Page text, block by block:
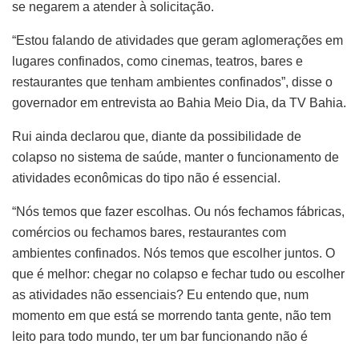
se negarem a atender à solicitação.
“Estou falando de atividades que geram aglomerações em
lugares confinados, como cinemas, teatros, bares e
restaurantes que tenham ambientes confinados”, disse o
governador em entrevista ao Bahia Meio Dia, da TV Bahia.
Rui ainda declarou que, diante da possibilidade de
colapso no sistema de saúde, manter o funcionamento de
atividades econômicas do tipo não é essencial.
“Nós temos que fazer escolhas. Ou nós fechamos fábricas,
comércios ou fechamos bares, restaurantes com
ambientes confinados. Nós temos que escolher juntos. O
que é melhor: chegar no colapso e fechar tudo ou escolher
as atividades não essenciais? Eu entendo que, num
momento em que está se morrendo tanta gente, não tem
leito para todo mundo, ter um bar funcionando não é